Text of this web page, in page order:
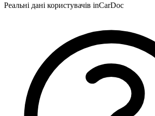
Реальні дані користувачів inCarDoc